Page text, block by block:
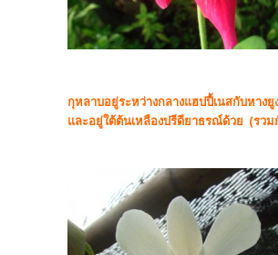
กุหลาบอยู่ระหว่างกลางแฮปปี้เนสกับหาง
และอยู่ใต้ต้นเหลืองปรีดียาธรณ์ด้วย (รวม